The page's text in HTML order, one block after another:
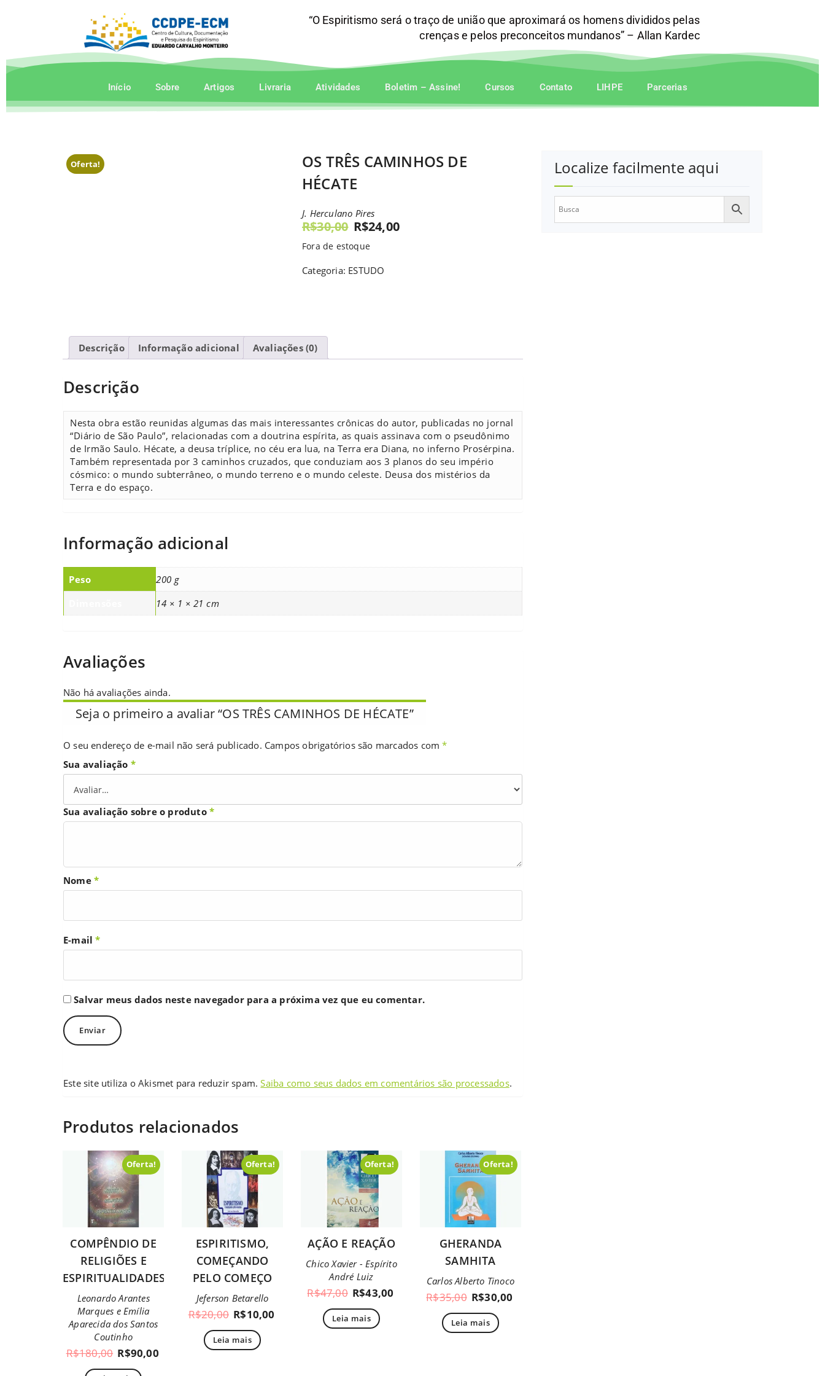
“O Espiritismo será o traço de união que aproximará os homens divididos pelas
crenças e pelos preconceitos mundanos” – Allan Kardec
Início Sobre Artigos Livraria Atividades Boletim – Assine! Cursos Contato LIHPE Parcerias
Oferta!
OS TRÊS CAMINHOS DE
HÉCATE
J. Herculano Pires
R$30,00 R$24,00
Fora de estoque
Categoria: ESTUDO
Descrição Informação adicional Avaliações (0)
Descrição
Nesta obra estão reunidas algumas das mais interessantes crônicas do autor, publicadas no jornal
“Diário de São Paulo”, relacionadas com a doutrina espírita, as quais assinava com o pseudônimo
de Irmão Saulo. Hécate, a deusa tríplice, no céu era lua, na Terra era Diana, no inferno Prosérpina.
Também representada por 3 caminhos cruzados, que conduziam aos 3 planos do seu império
cósmico: o mundo subterrâneo, o mundo terreno e o mundo celeste. Deusa dos mistérios da
Terra e do espaço.
Informação adicional
Peso
200 g
14 × 1 × 21 cm
Avaliações
Não há avaliações ainda.
Seja o primeiro a avaliar “OS TRÊS CAMINHOS DE HÉCATE”
O seu endereço de e-mail não será publicado. Campos obrigatórios são marcados com*
Sua avaliação *
Sua avaliação sobre o produto *
Nome *
E-mail*
Salvar meus dados neste navegador para a próxima vez que eu comentar.
Este site utiliza o Akismet para reduzir spam.Saiba como seus dados em comentários são processados.
Produtos relacionados
Oferta!
COMPÊNDIO DE
RELIGIÕES E
ESPIRITUALIDADES
Leonardo Arantes
Marques e Emília
Aparecida dos Santos
Coutinho
R$180,00 R$90,00
Oferta!
ESPIRITISMO,
COMEÇANDO
PELO COMEÇO
Jeferson Betarello
R$20,00 R$10,00
Leia mais
Oferta!
AÇÃO E REAÇÃO
Chico Xavier - Espírito
André Luiz
R$47,00 R$43,00
Leia mais
Oferta!
GHERANDA
SAMHITA
Carlos Alberto Tinoco
R$35,00 R$30,00
Leia mais
Localize facilmente aqui